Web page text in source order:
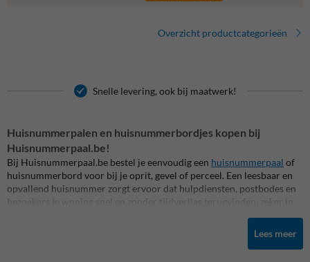
Overzicht productcategorieën
Snelle levering, ook bij maatwerk!
Huisnummerpalen en huisnummerbordjes kopen bij
Huisnummerpaal.be!
Bij Huisnummerpaal.be bestel je eenvoudig een huisnummerpaal of
huisnummerbord voor bij je oprit, gevel of perceel. Een leesbaar en
opvallend huisnummer zorgt ervoor dat hulpdiensten, postbodes en
bezoekers je woning snel en zonder tijdverlies terugvinden, zeker in
huisnummerpaal of huisnummerbord een sterke keuze voor iedere
woning, boerderij of perceel dat niet direct aan de straat zichtbaar is.
Lees meer